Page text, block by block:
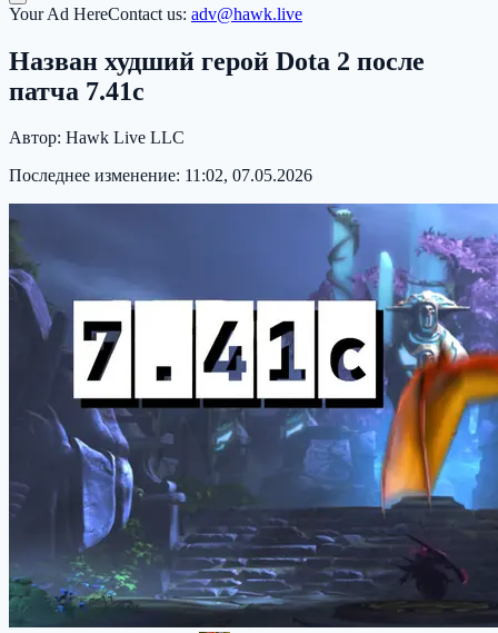
Your Ad HereContact us: adv@hawk.live
Назван худший герой Dota 2 после
патча 7.41c
Автор: Hawk Live LLC
Последнее изменение: 11:02, 07.05.2026